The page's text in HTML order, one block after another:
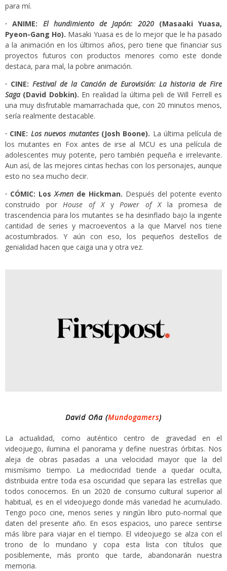
para mí.
· ANIME: El hundimiento de Japón: 2020(Masaaki Yuasa,
Pyeon-Gang Ho). Masaki Yuasa es de lo mejor que le ha pasado
a la animación en los últimos años, pero tiene que financiar sus
proyectos futuros con productos menores como este donde
destaca, para mal, la pobre animación.
· CINE: Festival de la Canción de Eurovisión: La historia de Fire
Saga (David Dobkin). En realidad la última peli de Will Ferrell es
una muy disfrutable mamarrachada que, con 20 minutos menos,
sería realmente destacable.
· CINE: Los nuevos mutantes(Josh Boone). La última película de
los mutantes en Fox antes de irse al MCU es una película de
adolescentes muy potente, pero también pequeña e irrelevante.
Aun así, de las mejores cintas hechas con los personajes, aunque
esto no sea mucho decir.
· CÓMIC: LosX-men de Hickman. Después del potente evento
construido porHouse of XyPower of Xla promesa de
trascendencia para los mutantes se ha desinflado bajo la ingente
cantidad de series y macroeventos a la que Marvel nos tiene
acostumbrados. Y aún con eso, los pequeños destellos de
genialidad hacen que caiga una y otra vez.
David Oña (Mundogamers)
La actualidad, como auténtico centro de gravedad en el
videojuego, ilumina el panorama y define nuestras órbitas. Nos
aleja de obras pasadas a una velocidad mayor que la del
mismísimo tiempo. La mediocridad tiende a quedar oculta,
distribuida entre toda esa oscuridad que separa las estrellas que
todos conocemos. En un 2020 de consumo cultural superior al
habitual, es en el videojuego donde más variedad he acumulado.
Tengo poco cine, menos series y ningún libro puto-normal que
daten del presente año. En esos espacios, uno parece sentirse
más libre para viajar en el tiempo. El videojuego se alza con el
trono de lo mundano y copa esta lista con títulos que
posiblemente, más pronto que tarde, abandonarán nuestra
memoria.